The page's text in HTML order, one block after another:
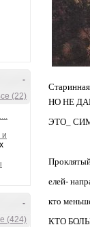
Ganzen welt
-
(22)
и
-
(424)
НО НЕ
ЭТО_
елей-
кто
КТО